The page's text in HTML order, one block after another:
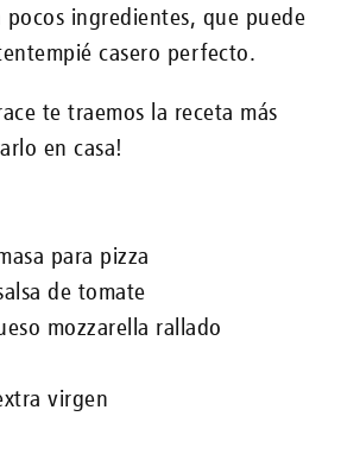
ingredientes, que puede
casero perfecto.
te traemos la receta más
en casa!
para pizza
de tomate
mozzarella rallado
virgen